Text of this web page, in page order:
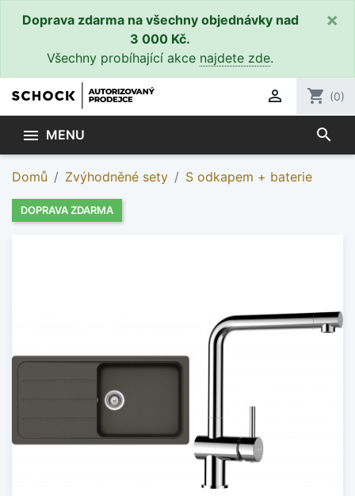
Doprava zdarma na všechny objednávky nad
3 000 Kč.
Všechny probíhající akce najdete zde.
×
 shopping_cart (0)
 MENU search
Domů Zvýhodněné sety S odkapem + baterie
DOPRAVA ZDARMA